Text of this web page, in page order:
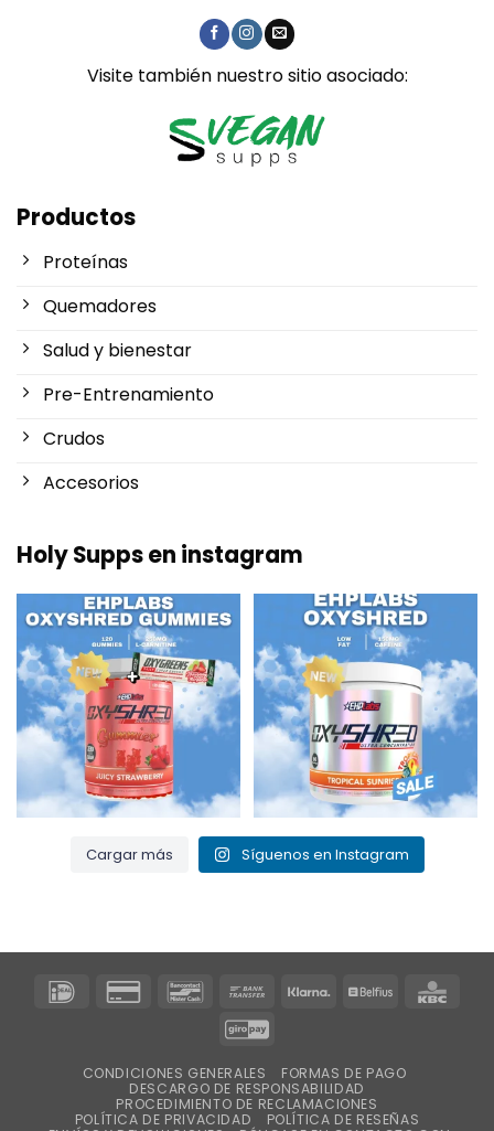
Visite también nuestro sitio asociado:
Productos
Proteínas
Quemadores
Salud y bienestar
Pre-Entrenamiento
Crudos
Accesorios
Holy Supps en instagram
Nuevo en Holy Supps 🍬⚡
OxyShred Gummies de...
3 0
¡Bajo en grasas y 150mg de
cafeína por ración! ⚡
0 2
Cargar más Síguenos en Instagram
IDeal
Tarjeta
2
BancontactTransferencia
Klarna Belfius
GiroPay
CONDICIONES GENERALES
FORMAS DE PAGO
DESCARGO DE RESPONSABILIDAD
PROCEDIMIENTO DE RECLAMACIONES
POLÍTICA DE PRIVACIDAD
POLÍTICA DE RESEÑAS